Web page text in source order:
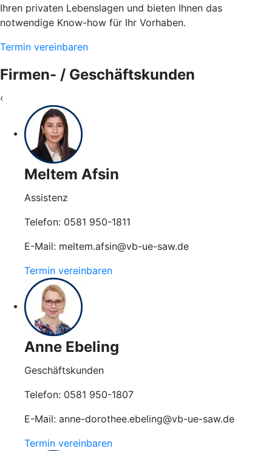
Ihren privaten Lebenslagen und bieten Ihnen das
notwendige Know-how für Ihr Vorhaben.
Termin vereinbaren
Firmen- / Geschäftskunden
‹
Meltem Afsin
Assistenz
Telefon: 0581 950-1811
E-Mail: meltem.afsin@vb-ue-saw.de
Termin vereinbaren
Anne Ebeling
Geschäftskunden
Telefon: 0581 950-1807
E-Mail: anne-dorothee.ebeling@vb-ue-saw.de
Termin vereinbaren